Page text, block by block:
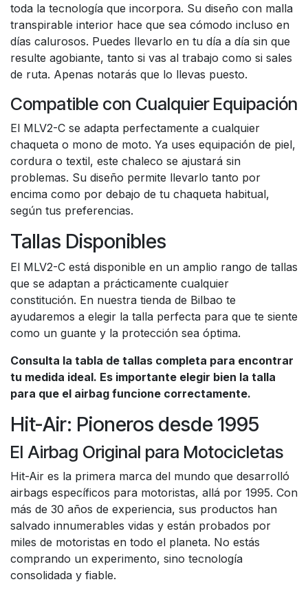
toda la tecnología que incorpora. Su diseño con malla
transpirable interior hace que sea cómodo incluso en
días calurosos. Puedes llevarlo en tu día a día sin que
resulte agobiante, tanto si vas al trabajo como si sales
de ruta. Apenas notarás que lo llevas puesto.
Compatible con Cualquier Equipación
El MLV2-C se adapta perfectamente a cualquier
chaqueta o mono de moto. Ya uses equipación de piel,
cordura o textil, este chaleco se ajustará sin
problemas. Su diseño permite llevarlo tanto por
encima como por debajo de tu chaqueta habitual,
según tus preferencias.
Tallas Disponibles
El MLV2-C está disponible en un amplio rango de tallas
que se adaptan a prácticamente cualquier
constitución. En nuestra tienda de Bilbao te
ayudaremos a elegir la talla perfecta para que te siente
como un guante y la protección sea óptima.
Consulta la tabla de tallas completa para encontrar
tu medida ideal. Es importante elegir bien la talla
para que el airbag funcione correctamente.
Hit-Air: Pioneros desde 1995
El Airbag Original para Motocicletas
Hit-Air es la primera marca del mundo que desarrolló
airbags específicos para motoristas, allá por 1995. Con
más de 30 años de experiencia, sus productos han
salvado innumerables vidas y están probados por
miles de motoristas en todo el planeta. No estás
comprando un experimento, sino tecnología
consolidada y fiable.